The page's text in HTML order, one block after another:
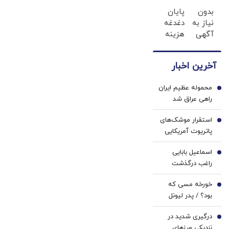
ریاضی
در
پکیج
هویت
در آبان
تتر
بدون
نیاز به
آگهی
بار
فروخته
شد
پایان
دغدغه
هزینه
پزشکی
سفید
کننده
خانگی
آخرین اخبار
محموله عظیم ایران
راهی عراق شد
1
استقرار موشک‌های
پاتریوت آمریکایی
در نزدیکی مرز‌های
ایران / ماجرا
چیست؟
2
اسماعیل بابایی
راغب درگذشت
3
خورخه مسی که
بود؟ / پدر لیونل
مسی چگونه از او
یک فوق ستاره
4
درگیری شدید در 5